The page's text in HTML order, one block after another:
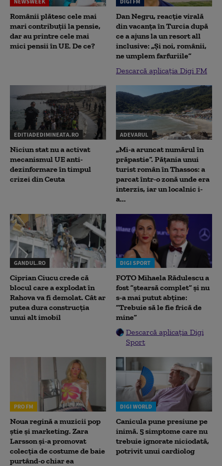
Românii plătesc cele mai
mari contribuții la pensie,
dar au printre cele mai
mici pensii în UE. De ce?
Dan Negru, reacție virală
din vacanța în Turcia după
ce a ajuns la un resort all
inclusive: „Și noi, românii,
ne umplem farfuriile”
Descarcă aplicația Digi FM
EDITIADEDIMINEATA.RO
Niciun stat nu a activat
mecanismul UE anti-
dezinformare în timpul
crizei din Ceuta
ADEVARUL
„Mi-a aruncat numărul în
prăpastie”. Pățania unui
turist român în Thassos: a
parcat într-o zonă unde era
interzis, iar un localnic i-
a...
GANDUL.RO
Ciprian Ciucu crede că
blocul care a explodat în
Rahova va fi demolat. Cât ar
putea dura construcția
unui alt imobil
DIGI SPORT
FOTO Mihaela Rădulescu a
fost ”ștearsă complet” și nu
s-a mai putut abține:
”Trebuie să le fie frică de
mine”
Descarcă aplicația Digi
Sport
PRO FM
Noua regină a muzicii pop
știe și marketing. Zara
Larsson și-a promovat
colecția de costume de baie
purtând-o chiar ea
DIGI WORLD
Canicula pune presiune pe
inimă. 5 simptome care nu
trebuie ignorate niciodată,
potrivit unui cardiolog